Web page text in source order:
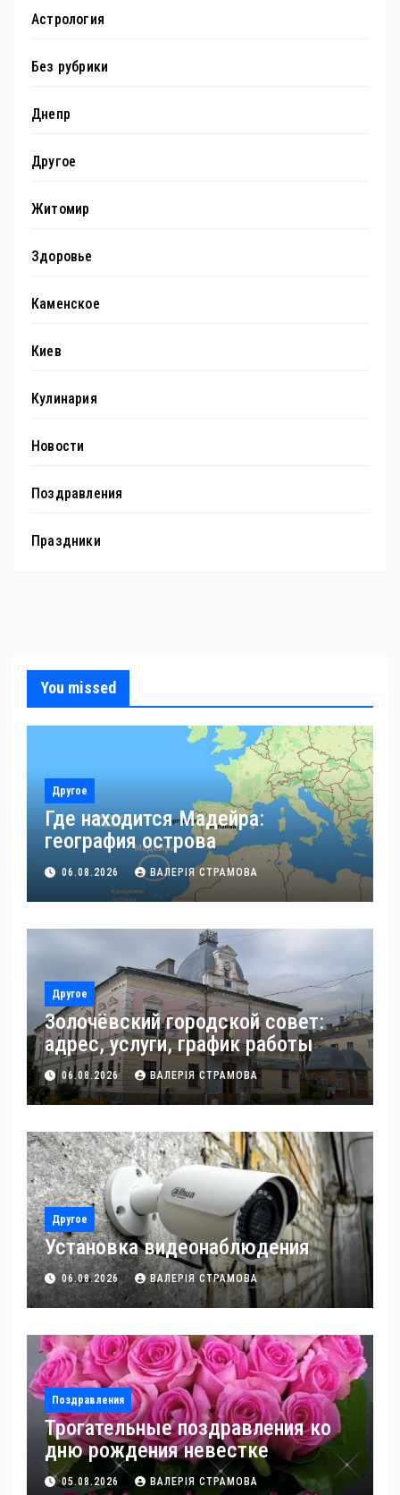
Астрология
Без рубрики
Днепр
Другое
Житомир
Здоровье
Каменское
Киев
Кулинария
Новости
Поздравления
Праздники
You missed
Другое
Где находится Мадейра:
география острова
06.08.2026 ВАЛЕРІЯ СТРАМОВА
Другое
Золочёвский городской совет:
адрес, услуги, график работы
06.08.2026 ВАЛЕРІЯ СТРАМОВА
Другое
Установка видеонаблюдения
06.08.2026 ВАЛЕРІЯ СТРАМОВА
Поздравления
Трогательные поздравления ко
дню рождения невестке
05.08.2026 ВАЛЕРІЯ СТРАМОВА